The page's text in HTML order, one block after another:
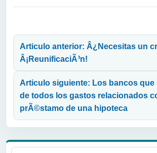
Articulo anterior: Â¿Necesitas un
Â¡ReunificaciÃ³n!
Articulo siguiente: Los bancos que
de todos los gastos relacionados
prÃ©stamo de una hipoteca